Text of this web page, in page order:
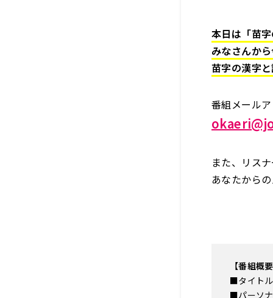
本日は「苗
みなさんか
苗字の漢字
番組メール
また、リス
あなたから
【番組概
■タイ
■パーソ